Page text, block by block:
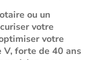
ou un
votre
votre
V, forte de 40 ans